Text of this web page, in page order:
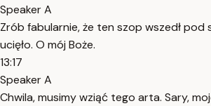
Speaker A
Zrób fabularnie, że ten szop wszedł pod
ucięło. O mój Boże.
13:17
Speaker A
Chwila, musimy wziąć tego arta. Sary,